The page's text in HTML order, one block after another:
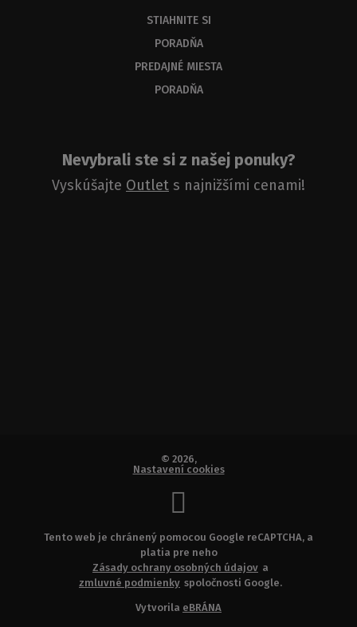
STIAHNITE SI
PORADŇA
PREDAJNÉ MIESTA
PORADŇA
Nevybrali ste si z našej ponuky?
Vyskúšajte Outlet s najnižšími cenami!
© 2026,
Nastavení cookies
Tento web je chránený pomocou Google reCAPTCHA, a
platia pre neho
Zásady ochrany osobných údajov a
zmluvné podmienky spoločnosti Google.
Vytvorila eBRÁNA